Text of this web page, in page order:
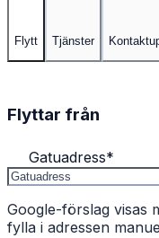
Flytt Tjänster
Flyttar från
Gatuadress*
Google-förslag visas
fylla i adressen